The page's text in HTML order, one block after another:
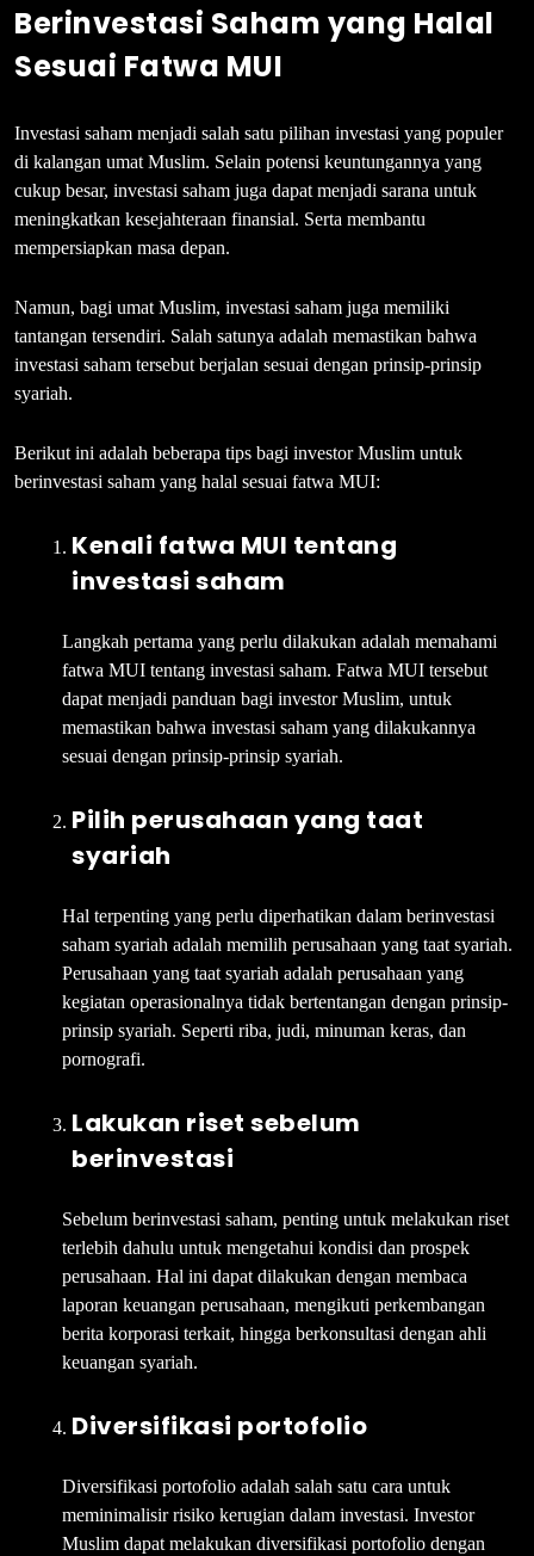
Berinvestasi Saham yang Halal
Sesuai Fatwa MUI
Investasi saham menjadi salah satu pilihan investasi yang populer
di kalangan umat Muslim. Selain potensi keuntungannya yang
cukup besar, investasi saham juga dapat menjadi sarana untuk
meningkatkan kesejahteraan finansial. Serta membantu
mempersiapkan masa depan.
Namun, bagi umat Muslim, investasi saham juga memiliki
tantangan tersendiri. Salah satunya adalah memastikan bahwa
investasi saham tersebut berjalan sesuai dengan prinsip-prinsip
syariah.
Berikut ini adalah beberapa tips bagi investor Muslim untuk
berinvestasi saham yang halal sesuai fatwa MUI:
Kenali fatwa MUI tentang
investasi saham
Langkah pertama yang perlu dilakukan adalah memahami
fatwa MUI tentang investasi saham. Fatwa MUI tersebut
dapat menjadi panduan bagi investor Muslim, untuk
memastikan bahwa investasi saham yang dilakukannya
sesuai dengan prinsip-prinsip syariah.
Pilih perusahaan yang taat
syariah
Hal terpenting yang perlu diperhatikan dalam berinvestasi
saham syariah adalah memilih perusahaan yang taat syariah.
Perusahaan yang taat syariah adalah perusahaan yang
kegiatan operasionalnya tidak bertentangan dengan prinsip-
prinsip syariah. Seperti riba, judi, minuman keras, dan
pornografi.
Lakukan riset sebelum
berinvestasi
Sebelum berinvestasi saham, penting untuk melakukan riset
terlebih dahulu untuk mengetahui kondisi dan prospek
perusahaan. Hal ini dapat dilakukan dengan membaca
laporan keuangan perusahaan, mengikuti perkembangan
berita korporasi terkait, hingga berkonsultasi dengan ahli
keuangan syariah.
Diversifikasi portofolio
Diversifikasi portofolio adalah salah satu cara untuk
meminimalisir risiko kerugian dalam investasi. Investor
Muslim dapat melakukan diversifikasi portofolio dengan